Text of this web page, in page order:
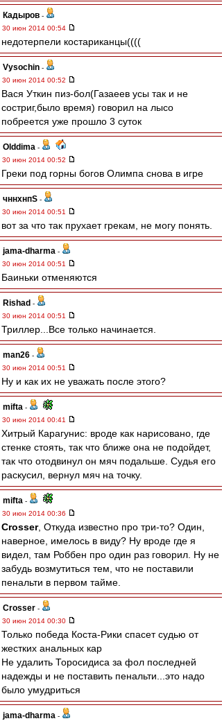
Кадыров -
30 июн 2014 00:54
недотерпели костариканцы((((
Vysochin -
30 июн 2014 00:52
Вася Уткин пиз-бол(Газаеев усы так и не
состриг,было время) говорил на лысо
побреется уже прошло 3 суток
Olddima -
30 июн 2014 00:52
Греки под горны богов Олимпа снова в игре
чннхнпS -
30 июн 2014 00:51
вот за что так прухает грекам, не могу понять.
jama-dharma -
30 июн 2014 00:51
Баиньки отменяются
Rishad -
30 июн 2014 00:51
Триллер...Все только начинается.
man26 -
30 июн 2014 00:51
Ну и как их не уважать после этого?
mifta -
30 июн 2014 00:41
Хитрый Карагунис: вроде как нарисовано, где
стенке стоять, так что ближе она не подойдет,
так что отодвинул он мяч подальше. Судья его
раскусил, вернул мяч на точку.
mifta -
30 июн 2014 00:36
Crosser, Откуда известно про три-то? Один,
наверное, имелось в виду? Ну вроде где я
видел, там Роббен про один раз говорил. Ну не
забудь возмутиться тем, что не поставили
пенальти в первом тайме.
Crosser -
30 июн 2014 00:30
Только победа Коста-Рики спасет судью от
жестких анальных кар
Не удалить Торосидиса за фол последней
надежды и не поставить пенальти...это надо
было умудриться
jama-dharma -